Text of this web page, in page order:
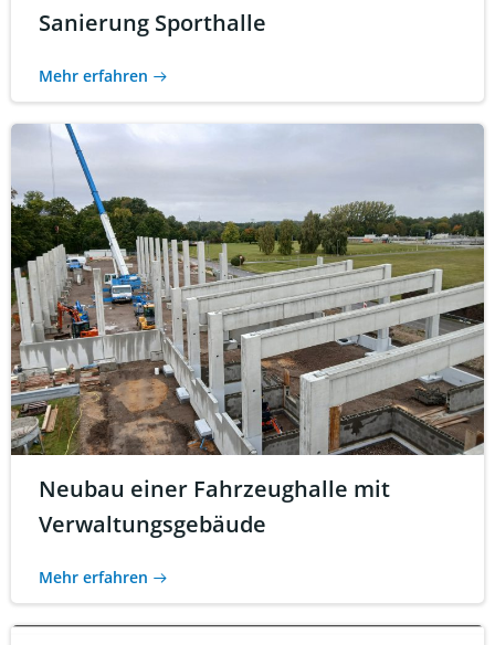
Sanierung Sporthalle
Mehr erfahren
Neubau einer Fahrzeughalle mit
Verwaltungsgebäude
Mehr erfahren